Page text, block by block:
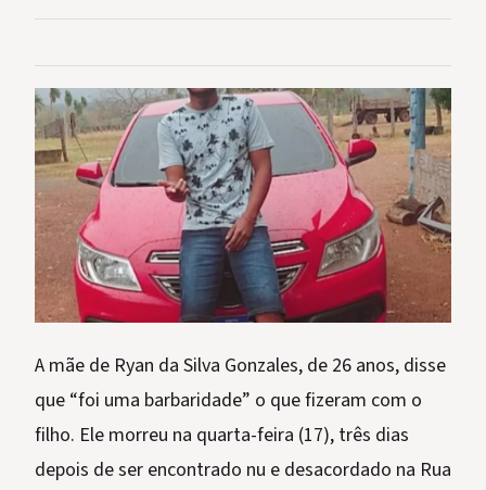
A mãe de Ryan da Silva Gonzales, de 26 anos, disse
que “foi uma barbaridade” o que fizeram com o
filho. Ele morreu na quarta-feira (17), três dias
depois de ser encontrado nu e desacordado na Rua